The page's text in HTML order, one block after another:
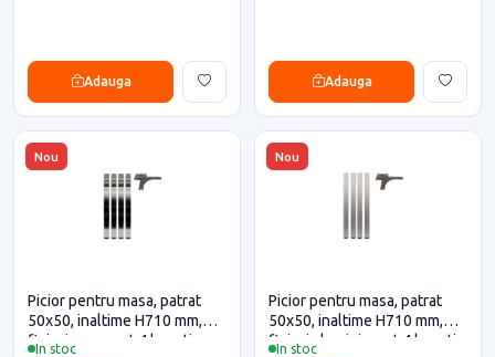
Adauga Adauga
Nou
In stoc
Picior pentru masa, patrat
50x50, inaltime H710 mm,
finisaj crom, set 4 bucati
Nou
In stoc
Picior pentru masa, patrat
50x50, inaltime H710 mm,
finisaj aluminiu, set 4 bucati